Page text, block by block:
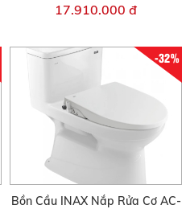
17.910.000 đ
-32%
Bồn Cầu INAX Nắp Rửa Cơ AC-